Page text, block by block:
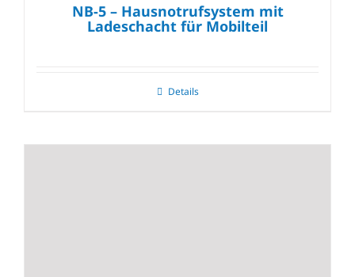
NB-5 – Hausnotrufsystem mit
Ladeschacht für Mobilteil
Details